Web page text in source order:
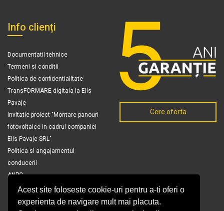
Acest site foloseste cookie-uri pentru a-ti oferi o
experienta de navigare mult mai placuta.
Info clienți
Documentatii tehnice
Termeni si conditii
Politica de confidentialitate
TransFORMARE digitala la Elis
Pavaje
Invitatie proiect "Montare panouri
fotovoltaice in cadrul companiei
Elis Pavaje SRL"
Politica si angajamentul
conducerii
ANPC
Cere oferta